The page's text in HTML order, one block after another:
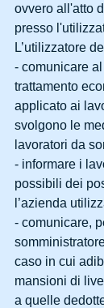
ovvero all'atto
presso
L’utilizzatore
- comunicare
trattamento
applicato ai
svolgono le
lavoratori da
- informare i
possibili dei
l’azienda
- comunicare,
caso in cui
mansioni di
a quelle